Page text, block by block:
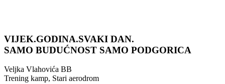
VIJEK.GODINA.SVAKI DAN.
SAMO BUDUĆNOST SAMO PODGORICA
Veljka Vlahovića BB
Trening kamp, Stari aerodrom